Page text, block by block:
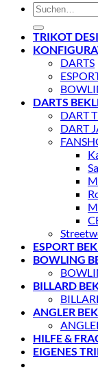
Suchen
nach:
TRIKOT
DARTS
DARTS
DART
DART
ESPORT
BOWLING
BILLARD
ANGLER
HILFE &
EIGENES